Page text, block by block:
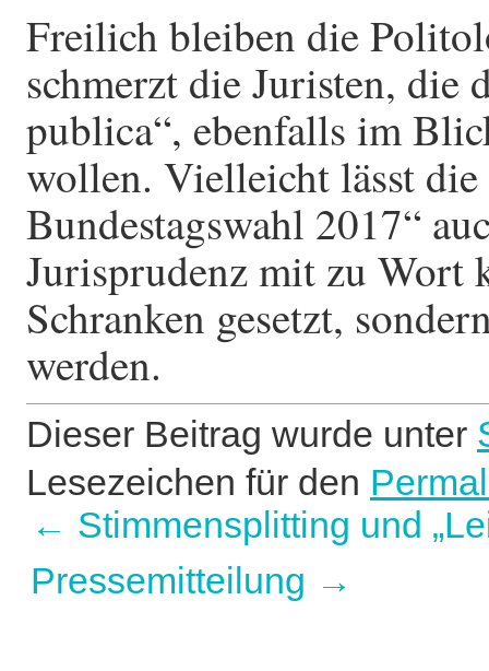
Freilich bleiben die
schmerzt die Juristen, die
publica“, ebenfalls im
wollen. Vielleicht lässt die
Bundestagswahl 2017“
Jurisprudenz mit zu Wort
Schranken gesetzt,
werden.
Dieser Beitrag wurde unter
Lesezeichen für den
← Stimmensplitting und
Pressemitteilung →